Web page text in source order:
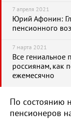
7 апреля 2021
Юрий Афонин:
пенсионного
7 марта 2021
Все гениальное
россиянам, как
ежемесячно
По состоянию
пенсионеров